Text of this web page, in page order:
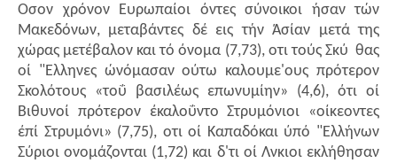
Οσον χρόνον Ευρωπαίοι όντες σύνοικοι ήσαν τών
Μακεδόνων, μεταβάντες δέ εις τήν Άσίαν μετά της
χώρας μετέβαλον και τό όνομα (7,73), οτι τούς Σκύ ­ θας
οί "Ελληνες ώνόμασαν ούτω καλουμε'ους πρότερον
Σκολότους «τοΰ βασιλέως επωνυμίην» (4,6), ότι οί
Βιθυνοί πρότερον έκαλοΰντο Στρυμόνιοι «οίκεοντες
έπί Στρυμόνι» (7,75), οτι οί Καπαδόκαι ύπό "Ελλήνων
Σύριοι ονομάζονται (1,72) και δ'τι οί Λνκιοι εκλήθησαν